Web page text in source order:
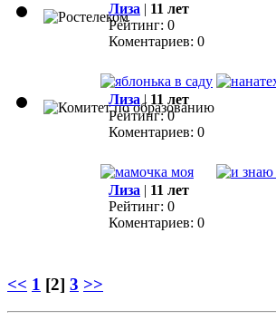
Лиза | 11 лет
Рейтинг: 0
Коментариев: 0
Лиза | 11 лет
Рейтинг: 0
Коментариев: 0
Лиза | 11 лет
Рейтинг: 0
Коментариев: 0
<< 1 [2] 3 >>